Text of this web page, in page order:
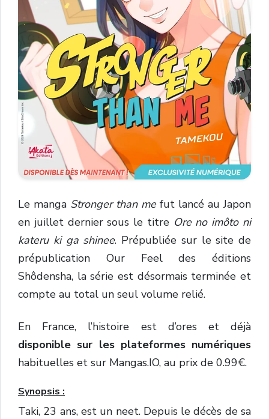
Le manga Stronger than me fut lancé au Japon
en juillet dernier sous le titre Ore no imôto ni
kateru ki ga shinee. Prépubliée sur le site de
prépublication Our Feel des éditions
Shôdensha, la série est désormais terminée et
compte au total un seul volume relié.
En France, l’histoire est d’ores et déjà
disponible sur les plateformes numériques
habituelles et sur Mangas.IO, au prix de 0.99€.
Synopsis :
Taki, 23 ans, est un neet. Depuis le décès de sa